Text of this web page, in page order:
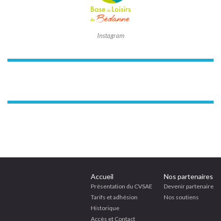
Instagram
Accueil
Présentation du CVSAE
Tarifs et adhésion
Historique
Accès et Contact
Nos partenaires
Devenir partenaire
Nos soutiens